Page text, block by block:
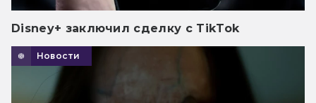
Disney+ заключил сделку с TikTok
Новости